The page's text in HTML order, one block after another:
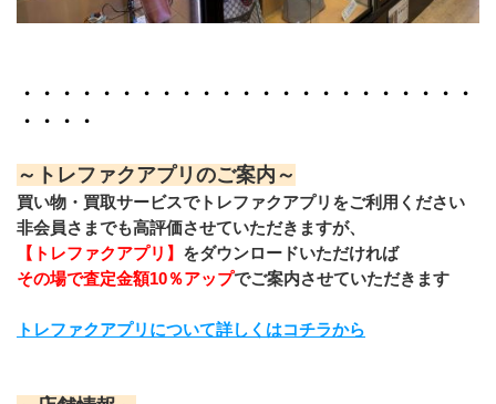
・・・・・・・・・・・・・・・・・・・・・・・
・・・・
～トレファクアプリのご案内～
買い物・買取サービスでトレファクアプリをご利用ください
非会員さまでも高評価させていただきますが、
【トレファクアプリ】 をダウンロードいただければ
その場で査定金額10％アップでご案内させていただきます
トレファクアプリについて詳しくはコチラから